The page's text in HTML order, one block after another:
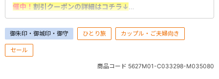
催中！割引クーポンの詳細はコチラ↓
＜ご利用前に必ずご確認ください＞
・7/1（水）～8/31（月）出発分が対象です。＜申込期間：
7/1（水）10：00～8/31（月）＞
・割引はクーポン利用時に適用されます。予約時にログインの
御朱印・御城印・御守 ひとり旅 カップル・ご夫婦向き
セール
商品コード 5627M01-C033298-M035080